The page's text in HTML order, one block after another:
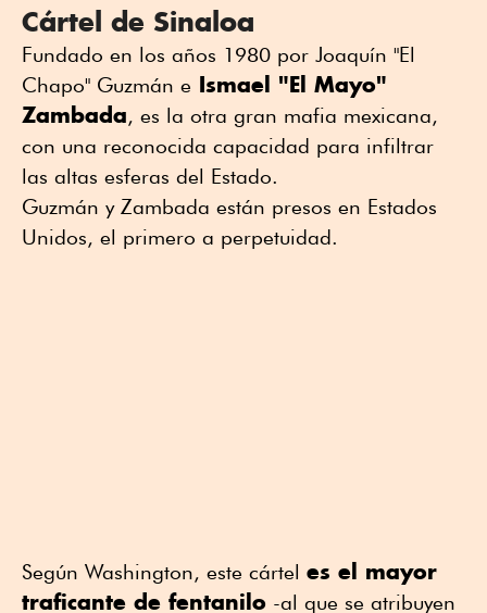
Cártel de Sinaloa
Fundado en los años 1980 por Joaquín "El
Chapo" Guzmán e Ismael "El Mayo"
Zambada, es la otra gran mafia mexicana,
con una reconocida capacidad para infiltrar
las altas esferas del Estado.
Guzmán y Zambada están presos en Estados
Unidos, el primero a perpetuidad.
Según Washington, este cártel es el mayor
traficante de fentanilo -al que se atribuyen